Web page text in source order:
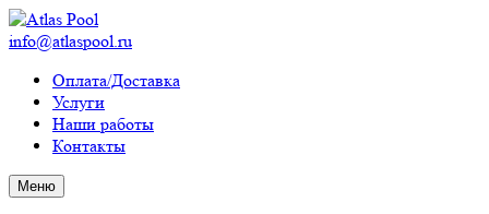
info@atlaspool.ru
Оплата/Доставка
Услуги
Наши работы
Контакты
Меню